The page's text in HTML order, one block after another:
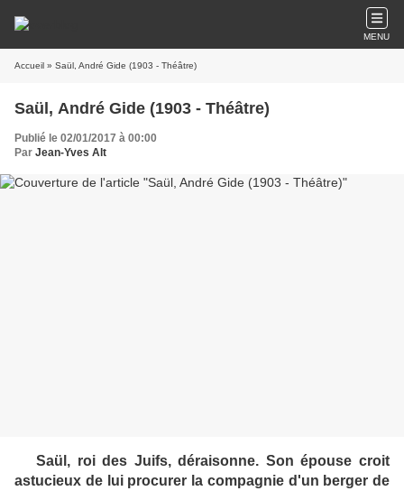
MENU
Accueil » Saül, André Gide (1903 - Théâtre)
Saül, André Gide (1903 - Théâtre)
Publié le 02/01/2017 à 00:00
Par Jean-Yves Alt
Saül, roi des Juifs, déraisonne. Son épouse croit
astucieux de lui procurer la compagnie d'un berger de